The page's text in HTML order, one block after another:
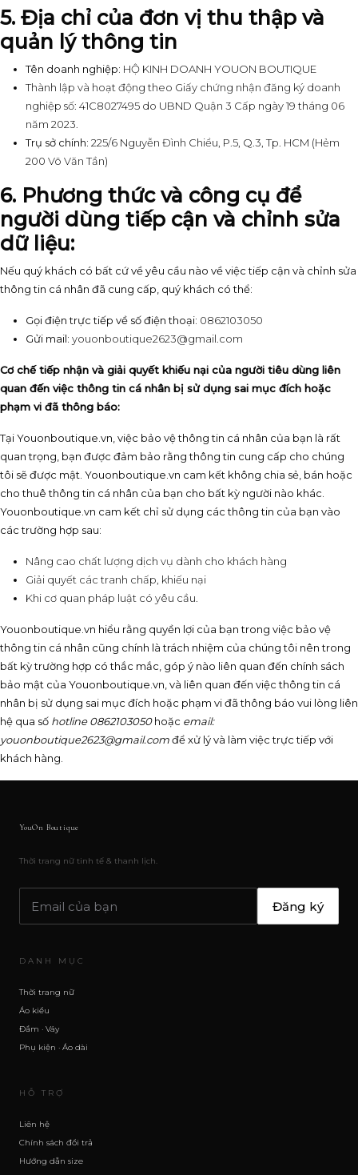
5. Địa chỉ của đơn vị thu thập và
quản lý thông tin
Tên doanh nghiệp: HỘ KINH DOANH YOUON BOUTIQUE
Thành lập và hoạt động theo Giấy chứng nhận đăng ký doanh
nghiệp số: 41C8027495 do UBND Quận 3 Cấp ngày 19 tháng 06
năm 2023.
Trụ sở chính: 225/6 Nguyễn Đình Chiểu, P.5, Q.3, Tp. HCM (Hẻm
200 Võ Văn Tần)
6. Phương thức và công cụ để
người dùng tiếp cận và chỉnh sửa
dữ liệu:
Nếu quý khách có bất cứ về yêu cầu nào về việc tiếp cận và chỉnh sửa
thông tin cá nhân đã cung cấp, quý khách có thể:
Gọi điện trực tiếp về số điện thoại: 0862103050
Gửi mail: youonboutique2623@gmail.com
Cơ chế tiếp nhận và giải quyết khiếu nại của người tiêu dùng liên
quan đến việc thông tin cá nhân bị sử dụng sai mục đích hoặc
phạm vi đã thông báo:
Tại Youonboutique.vn, việc bảo vệ thông tin cá nhân của bạn là rất
quan trọng, bạn được đảm bảo rằng thông tin cung cấp cho chúng
tôi sẽ được mật. Youonboutique.vn cam kết không chia sẻ, bán hoặc
cho thuê thông tin cá nhân của bạn cho bất kỳ người nào khác.
Youonboutique.vn cam kết chỉ sử dụng các thông tin của bạn vào
các trường hợp sau:
Nâng cao chất lượng dịch vụ dành cho khách hàng
Giải quyết các tranh chấp, khiếu nại
Khi cơ quan pháp luật có yêu cầu.
Youonboutique.vn hiểu rằng quyền lợi của bạn trong việc bảo vệ
thông tin cá nhân cũng chính là trách nhiệm của chúng tôi nên trong
bất kỳ trường hợp có thắc mắc, góp ý nào liên quan đến chính sách
bảo mật của Youonboutique.vn, và liên quan đến việc thông tin cá
nhân bị sử dụng sai mục đích hoặc phạm vi đã thông báo vui lòng liên
hệ qua số hotline 0862103050hoặc email:
youonboutique2623@gmail.comđể xử lý và làm việc trực tiếp với
khách hàng.
YouOn Boutique
Thời trang nữ tinh tế & thanh lịch.
Đăng ký
DANH MỤC
Thời trang nữ
Áo kiểu
Đầm · Váy
Phụ kiện · Áo dài
HỖ TRỢ
Liên hệ
Chính sách đổi trả
Hướng dẫn size